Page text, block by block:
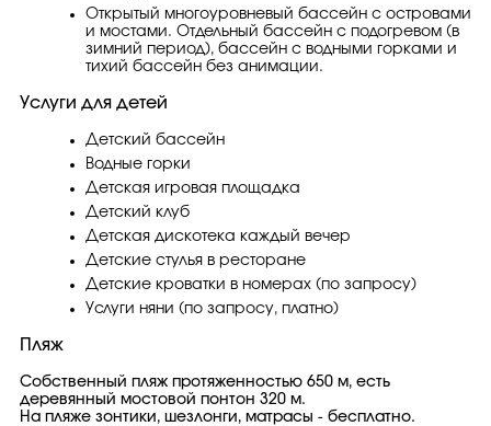
Открытый многоуровневый бассейн с островами
и мостами. Отдельный бассейн с подогревом (в
зимний период), бассейн с водными горками и
тихий бассейн без анимации.
Услуги для детей
Детский бассейн
Водные горки
Детская игровая площадка
Детский клуб
Детская дискотека каждый вечер
Детские стулья в ресторане
Детские кроватки в номерах (по запросу)
Услуги няни (по запросу, платно)
Пляж
Собственный пляж протяженностью 650 м, есть
деревянный мостовой понтон 320 м.
На пляже зонтики, шезлонги, матрасы - бесплатно.